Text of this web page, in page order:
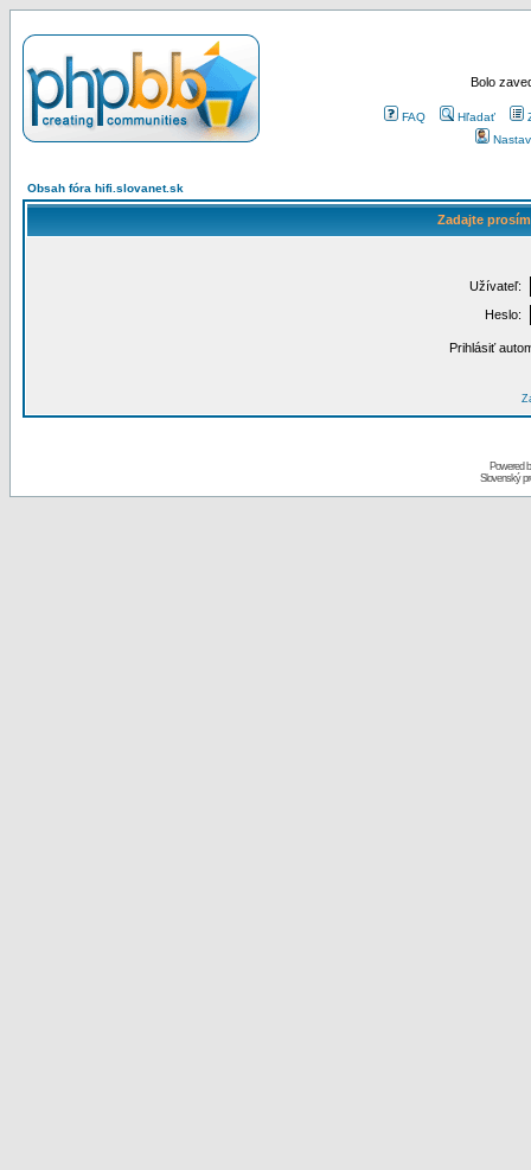
Bolo
FAQ Hľadať
Obsah fóra hifi.slovanet.sk
Zadajte
Užívateľ:
Heslo:
Prihlásiť
Powered
Slovenský